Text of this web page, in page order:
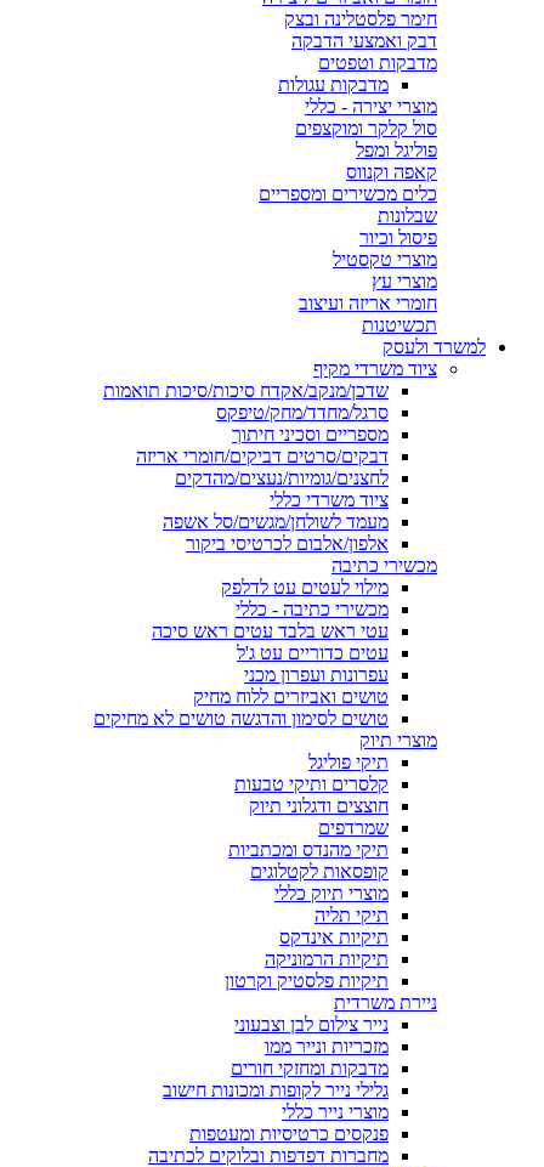
חימר פלסטלינה ובצק
דבק ואמצעי הדבקה
מדבקות וטפטים
מדבקות עגולות
מוצרי יצירה - כללי
סול קלקר ומוקצפים
פוליגל ומפל
קאפה וקנווס
כלים מכשירים ומספריים
שבלונות
פיסול וכיור
מוצרי טקסטיל
מוצרי עץ
חומרי אריזה ועיצוב
תכשיטנות
למשרד ולעסק
ציוד משרדי מקיף
שדכן/מנקב/אקדח סיכות/סיכות תואמות
סרגל/מחדד/מחק/טיפקס
מספריים וסכיני חיתוך
דבקים/סרטים דביקים/חומרי אריזה
לחצנים/גומיות/נעצים/מהדקים
ציוד משרדי כללי
מעמד לשולחן/מגשים/סל אשפה
אלפון/אלבום לכרטיסי ביקור
מכשירי כתיבה
מילוי לעטים עט לדלפק
מכשירי כתיבה - כללי
עטי ראש בלבד עטים ראש סיכה
עטים כדוריים עט ג'ל
עפרונות ועפרון מכני
טושים ואביזרים ללוח מחיק
טושים לסימון והדגשה טושים לא מחיקים
מוצרי תיוק
תיקי פוליגל
קלסרים ותיקי טבעות
חוצצים ודגלוני תיוק
שמרדפים
תיקי מהנדס ומכתביות
קופסאות לקטלוגים
מוצרי תיוק כללי
תיקי תליה
תיקיות אינדקס
תיקיות הרמוניקה
תיקיות פלסטיק וקרטון
ניירת משרדית
נייר צילום לבן וצבעוני
מזכריות ונייר ממו
מדבקות ומחזקי חורים
גלילי נייר לקופות ומכונות חישוב
מוצרי נייר כללי
פנקסים כרטיסיות ומעטפות
מחברות דפדפות ובלוקים לכתיבה